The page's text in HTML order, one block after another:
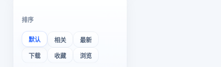
排序
默认 相关 最新
下载 收藏 浏览